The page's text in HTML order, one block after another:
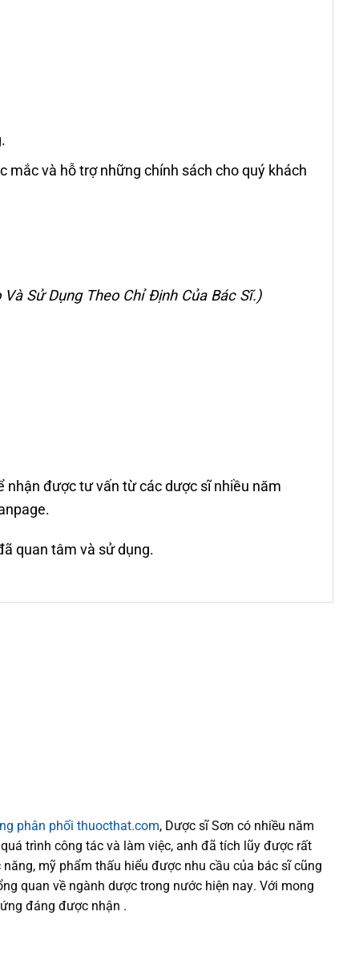
và hỗ trợ những chính sách cho quý khách
Sử Dụng Theo Chỉ Định Của Bác Sĩ.)
được tư vấn từ các dược sĩ nhiều năm
quan tâm và sử dụng.
phân phối thuocthat.com, Dược sĩSơn có nhiều năm
trình công tác và làm việc, anh đã tích lũy được rất
mỹ phẩm thấu hiểu đượcnhu cầu của bác sĩcũng
quan về ngành dược trong nướchiện nay. Với mong
đáng được nhận .